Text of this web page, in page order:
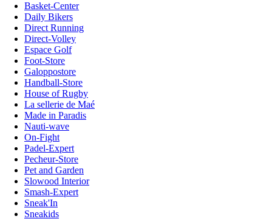
Basket-Center
Daily Bikers
Direct Running
Direct-Volley
Espace Golf
Foot-Store
Galoppostore
Handball-Store
House of Rugby
La sellerie de Maé
Made in Paradis
Nauti-wave
On-Fight
Padel-Expert
Pecheur-Store
Pet and Garden
Slowood Interior
Smash-Expert
Sneak'In
Sneakids